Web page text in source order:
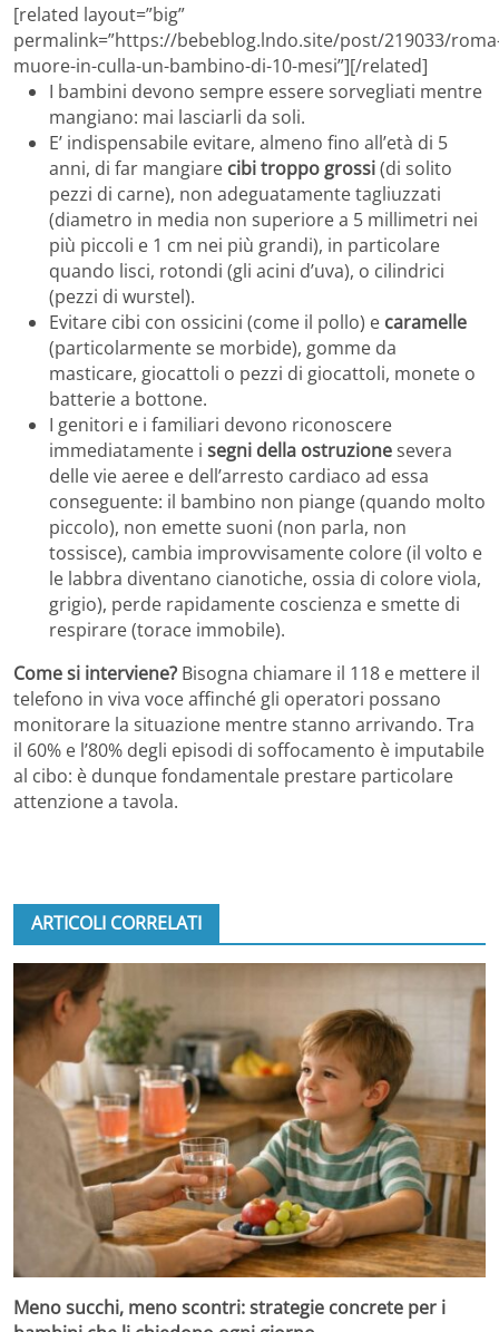
[related layout=”big”
permalink=”https://bebeblog.lndo.site/post/219033/
muore-in-culla-un-bambino-di-10-mesi”][/related]
I bambini devono sempre essere sorvegliati mentre
mangiano: mai lasciarli da soli.
E’ indispensabile evitare, almeno fino all’età di 5
anni, di far mangiare cibi troppo grossi(di solito
pezzi di carne), non adeguatamente tagliuzzati
(diametro in media non superiore a 5 millimetri nei
più piccoli e 1 cm nei più grandi), in particolare
quando lisci, rotondi (gli acini d’uva), o cilindrici
(pezzi di wurstel).
Evitare cibi con ossicini (come il pollo) e caramelle
(particolarmente se morbide), gomme da
masticare, giocattoli o pezzi di giocattoli, monete o
batterie a bottone.
I genitori e i familiari devono riconoscere
immediatamente i segni della ostruzionesevera
delle vie aeree e dell’arresto cardiaco ad essa
conseguente: il bambino non piange (quando molto
piccolo), non emette suoni (non parla, non
tossisce), cambia improvvisamente colore (il volto e
le labbra diventano cianotiche, ossia di colore viola,
grigio), perde rapidamente coscienza e smette di
respirare (torace immobile).
Come si interviene? Bisogna chiamare il 118 e mettere il
telefono in viva voce affinché gli operatori possano
monitorare la situazione mentre stanno arrivando. Tra
il 60% e l’80% degli episodi di soffocamento è imputabile
al cibo: è dunque fondamentale prestare particolare
attenzione a tavola.
ARTICOLI CORRELATI
Meno succhi, meno scontri: strategie concrete per i